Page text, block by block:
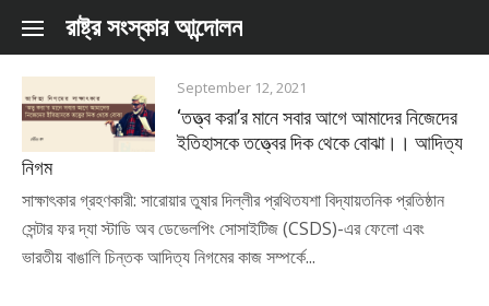
Skip to content
রাষ্ট্র সংস্কার আন্দোলন
September 12, 2021
‘তত্ত্ব করা’র মানে সবার আগে আমাদের নিজেদের
ইতিহাসকে তত্ত্বের দিক থেকে বোঝা।। আদিত্য
নিগম
সাক্ষাৎকার গ্রহণকারী: সারোয়ার তুষার দিল্লীর প্রথিতযশা বিদ্যায়তনিক প্রতিষ্ঠান
সেন্টার ফর দ্যা স্টাডি অব ডেভেলপিং সোসাইটিজ (CSDS)-এর ফেলো এবং
ভারতীয় বাঙালি চিন্তক আদিত্য নিগমের কাজ সম্পর্কে...